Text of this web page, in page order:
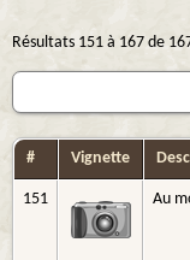
Résultats 151 à 167 de
# Vignette
151 Au